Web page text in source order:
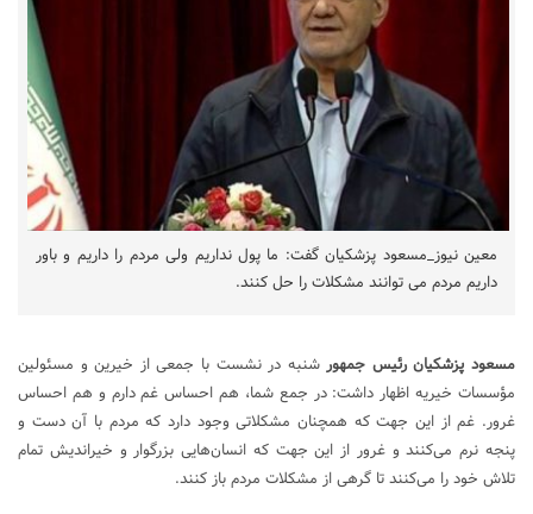
معین نیوز_مسعود پزشکیان گفت: ما پول نداریم ولی مردم را داریم و باور
داریم مردم می توانند مشکلات را حل کنند.
مسعود پزشکیان رئیس جمهورشنبه در نشست با جمعی از خیرین و مسئولین
مؤسسات خیریه اظهار داشت: در جمع شما، هم احساس غم دارم و هم احساس
غرور. غم از این جهت که همچنان مشکلاتی وجود دارد که مردم با آن دست و
پنجه نرم می‌کنند و غرور از این جهت که انسان‌هایی بزرگوار و خیراندیش تمام
تلاش خود را می‌کنند تا گرهی از مشکلات مردم باز کنند.